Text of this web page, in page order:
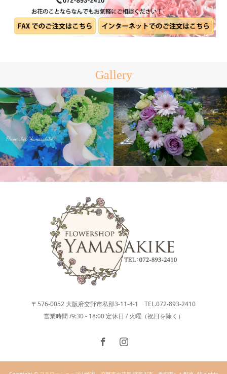
Gallery
アレンジメント
胡蝶蘭
〒576-0052 大阪府交野市私部3-11-4-1 TEL.072-893-2410
営業時間 /9:30 - 18:00 定休日 / 火曜（祝日を除く）